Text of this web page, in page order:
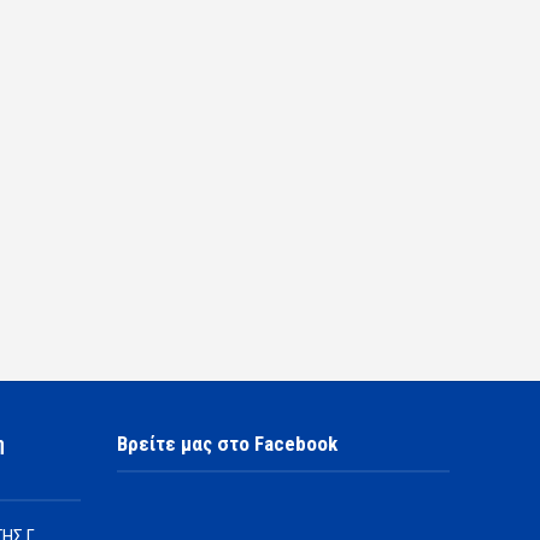
Βρείτε μας στο Facebook